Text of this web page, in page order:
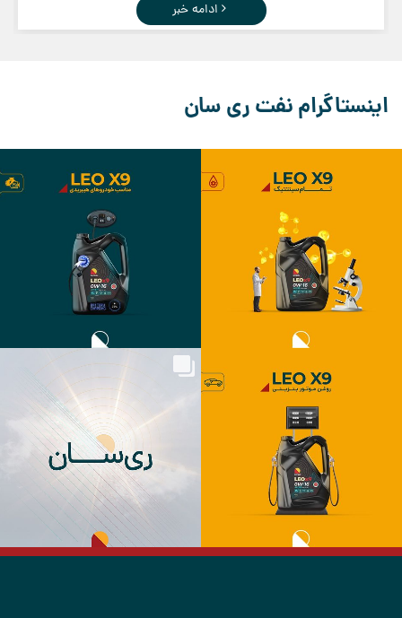
ادامه خبر
اینستاگرام نفت ری سان